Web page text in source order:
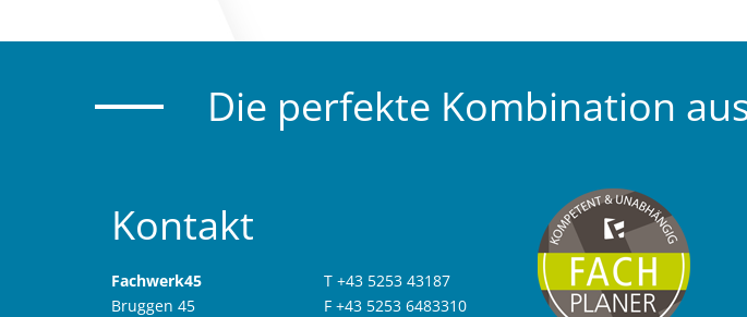
Die perfekte Kombination
Kontakt
Fachwerk45
Bruggen 45
T +43 5253 43187
F +43 5253 6483310